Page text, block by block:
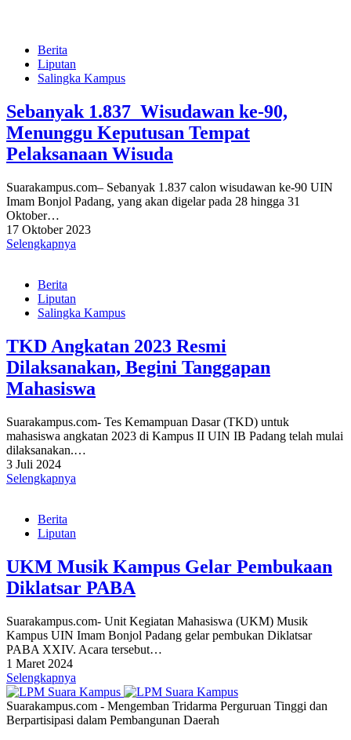
Berita
Liputan
Salingka Kampus
Sebanyak 1.837 Wisudawan ke-90,
Menunggu Keputusan Tempat
Pelaksanaan Wisuda
Suarakampus.com– Sebanyak 1.837 calon wisudawan ke-90 UIN
Imam Bonjol Padang, yang akan digelar pada 28 hingga 31
Oktober…
17 Oktober 2023
Selengkapnya
Berita
Liputan
Salingka Kampus
TKD Angkatan 2023 Resmi
Dilaksanakan, Begini Tanggapan
Mahasiswa
Suarakampus.com- Tes Kemampuan Dasar (TKD) untuk
mahasiswa angkatan 2023 di Kampus II UIN IB Padang telah mulai
dilaksanakan.…
3 Juli 2024
Selengkapnya
Berita
Liputan
UKM Musik Kampus Gelar Pembukaan
Diklatsar PABA
Suarakampus.com- Unit Kegiatan Mahasiswa (UKM) Musik
Kampus UIN Imam Bonjol Padang gelar pembukan Diklatsar
PABA XXIV. Acara tersebut…
1 Maret 2024
Selengkapnya
Suarakampus.com - Mengemban Tridarma Perguruan Tinggi dan
Berpartisipasi dalam Pembangunan Daerah